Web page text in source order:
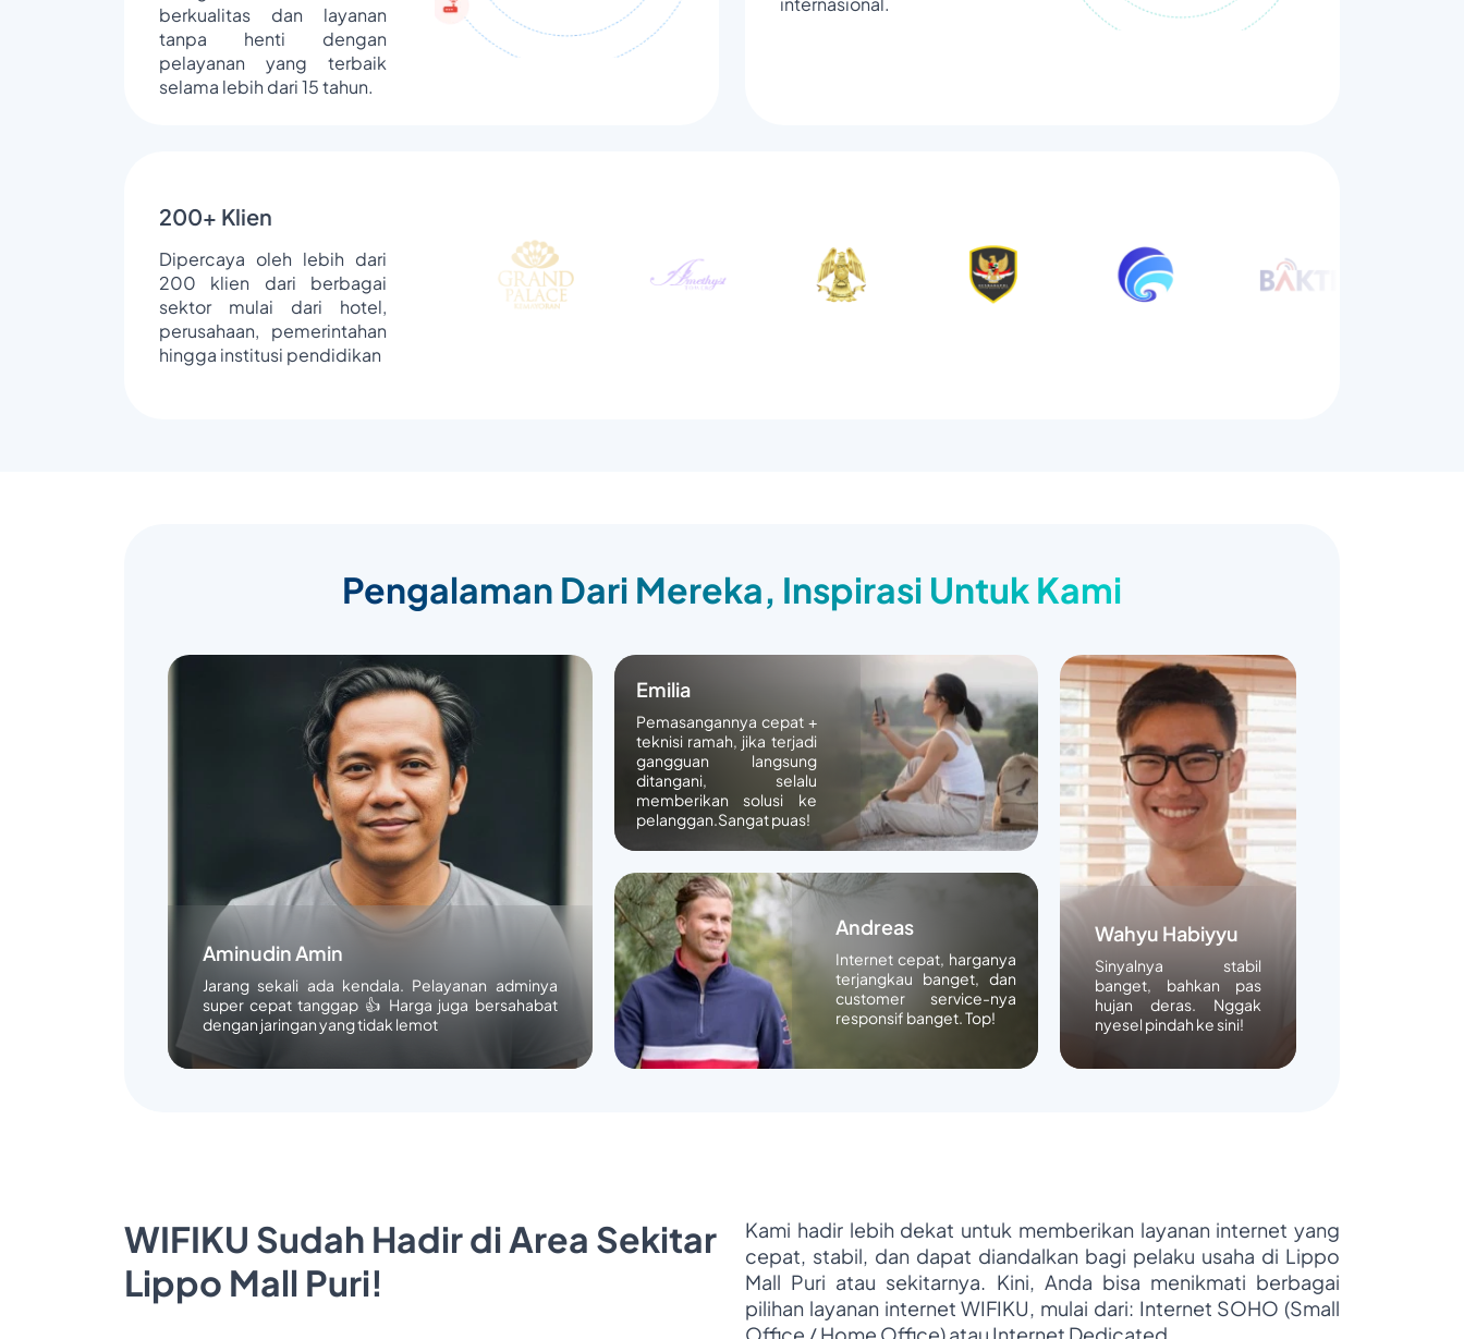
berkualitas dan layanan
tanpa henti dengan
pelayanan yang terbaik
selama lebih dari 15 tahun.
200+ Klien
Dipercaya oleh lebih dari
200 klien dari berbagai
sektor mulai dari hotel,
perusahaan, pemerintahan
hingga institusi pendidikan
Pengalaman Dari Mereka, Inspirasi Untuk Kami
Aminudin Amin
Jarang sekali ada kendala. Pelayanan adminya
super cepat tanggap 👍 Harga juga bersahabat
dengan jaringan yang tidak lemot
Emilia
Pemasangannya cepat +
teknisi ramah, jika terjadi
gangguan langsung
ditangani, selalu
memberikan solusi ke
pelanggan.Sangat puas!
Wahyu Habiyyu
Sinyalnya stabil
banget, bahkan pas
hujan deras. Nggak
nyesel pindah ke sini!
Andreas
Internet cepat, harganya
terjangkau banget, dan
customer service-nya
responsif banget. Top!
WIFIKU Sudah Hadir di Area Sekitar
Lippo Mall Puri!
Kami hadir lebih dekat untuk memberikan layanan internet yang
cepat, stabil, dan dapat diandalkan bagi pelaku usaha di Lippo
Mall Puri atau sekitarnya. Kini, Anda bisa menikmati berbagai
pilihan layanan internet WIFIKU, mulai dari: Internet SOHO (Small